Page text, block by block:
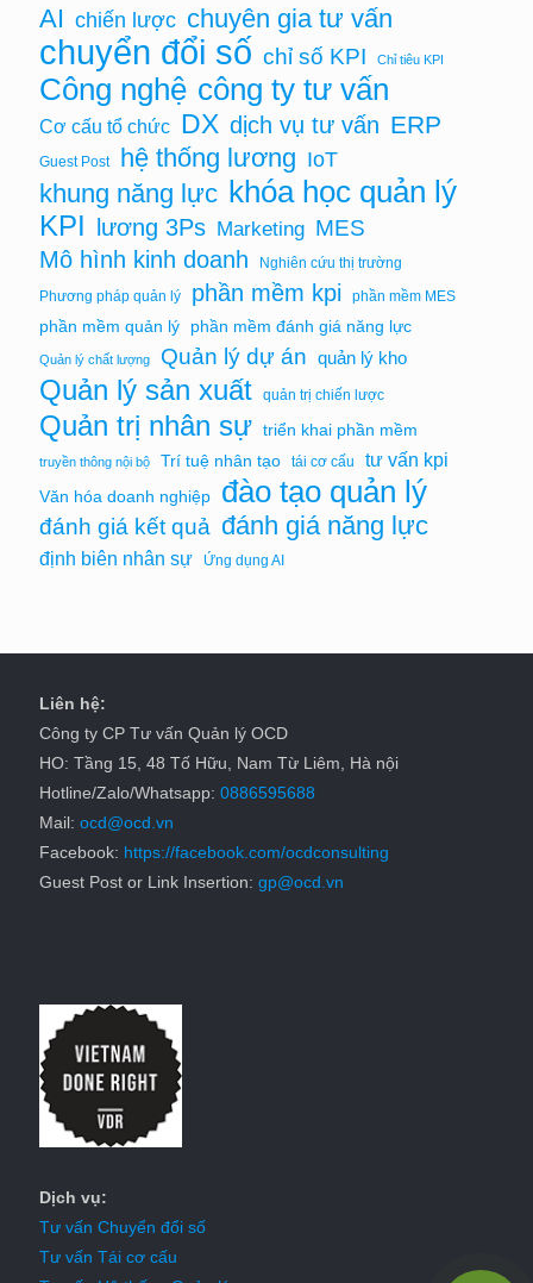
AI chiến lược chuyên gia tư vấn
chuyển đổi số chỉ số KPI Chỉ tiêu KPI
Công nghệ công ty tư vấn
Cơ cấu tổ chức DX dịch vụ tư vấn ERP
Guest Post hệ thống lương IoT
khung năng lực khóa học quản lý
KPI lương 3Ps Marketing MES
Mô hình kinh doanh
Nghiên cứu thị trường
Phương pháp quản lý
phần mềm kpi phần mềm MES
phần mềm quản lý phần mềm đánh giá năng lực
Quản lý chất lượng Quản lý dự án quản lý kho
Quản lý sản xuất quản trị chiến lược
Quản trị nhân sự triển khai phần mềm
truyền thông nội bộ Trí tuệ nhân tạo tái cơ cấu tư vấn kpi
Văn hóa doanh nghiệp đào tạo quản lý
đánh giá kết quả đánh giá năng lực
định biên nhân sự Ứng dụng AI
Liên hệ:
Công ty CP Tư vấn Quản lý OCD
HO: Tầng 15, 48 Tố Hữu, Nam Từ Liêm, Hà nội
Hotline/Zalo/Whatsapp: 0886595688
Mail: ocd@ocd.vn
Facebook: https://facebook.com/ocdconsulting
Guest Post or Link Insertion: gp@ocd.vn
Dịch vụ:
Tư vấn Chuyển đổi số
Tư vấn Tái cơ cấu